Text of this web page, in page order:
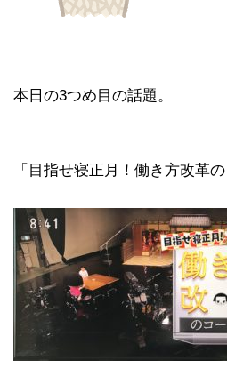
本日の3つめ目の話題。
「目指せ寝正月！働き方改革の